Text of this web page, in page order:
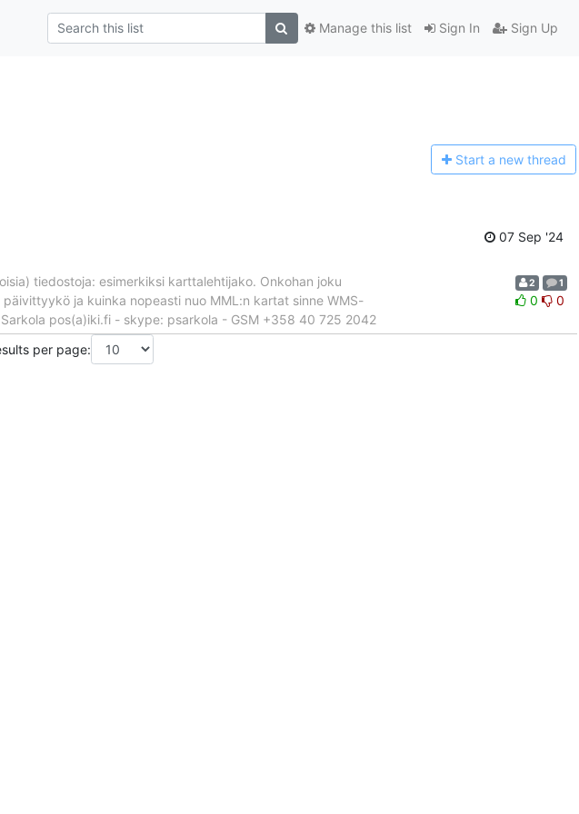
Sign In Sign Up
Manage this list
Start a new thread
07 Sep '24
tiedostoja: esimerkiksi karttalehtijako. Onkohan joku
ja kuinka nopeasti nuo MML:n kartat sinne WMS-
pos(a)iki.fi - skype: psarkola - GSM +358 40 725 2042
2 1
0 0
per page: